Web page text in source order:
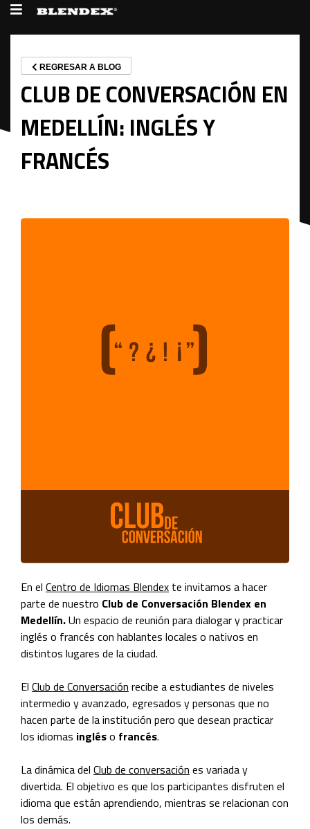
REGRESAR A BLOG
CLUB DE CONVERSACIÓN EN
MEDELLÍN: INGLÉS Y
FRANCÉS
En el Centro de Idiomas Blendex te invitamos a hacer
parte de nuestro Club de Conversación Blendex en
Medellín.Un espacio de reunión para dialogar y practicar
inglés o francés con hablantes locales o nativos en
distintos lugares de la ciudad.
El Club de Conversación recibe a estudiantes de niveles
intermedio y avanzado, egresados y personas que no
hacen parte de la institución pero que desean practicar
los idiomas ingléso francés.
La dinámica del Club de conversación es variada y
divertida. El objetivo es que los participantes disfruten el
idioma que están aprendiendo, mientras se relacionan con
los demás.